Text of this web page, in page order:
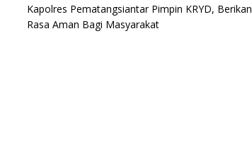
Kapolres Pematangsiantar Pimpin KRYD, Berikan
Rasa Aman Bagi Masyarakat